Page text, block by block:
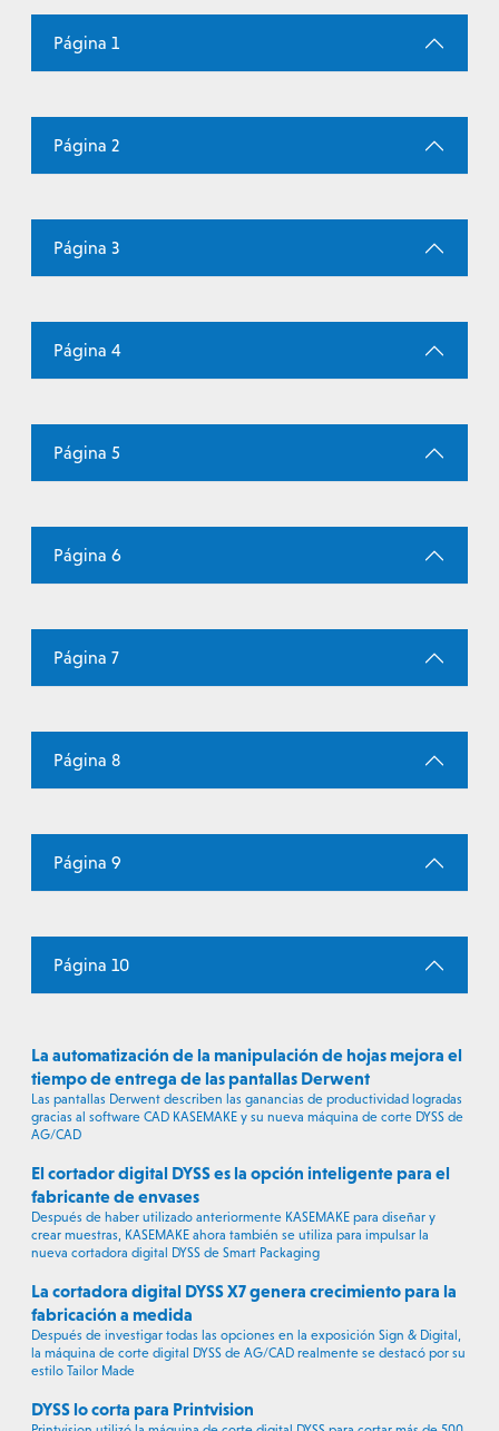
Página 1
Página 2
Página 3
Página 4
Página 5
Página 6
Página 7
Página 8
Página 9
Página 10
La automatización de la manipulación de hojas mejora el
tiempo de entrega de las pantallas Derwent
Las pantallas Derwent describen las ganancias de productividad logradas
gracias al software CAD KASEMAKE y su nueva máquina de corte DYSS de
AG/CAD
El cortador digital DYSS es la opción inteligente para el
fabricante de envases
Después de haber utilizado anteriormente KASEMAKE para diseñar y
crear muestras, KASEMAKE ahora también se utiliza para impulsar la
nueva cortadora digital DYSS de Smart Packaging
La cortadora digital DYSS X7 genera crecimiento para la
fabricación a medida
Después de investigar todas las opciones en la exposición Sign & Digital,
la máquina de corte digital DYSS de AG/CAD realmente se destacó por su
estilo Tailor Made
DYSS lo corta para Printvision